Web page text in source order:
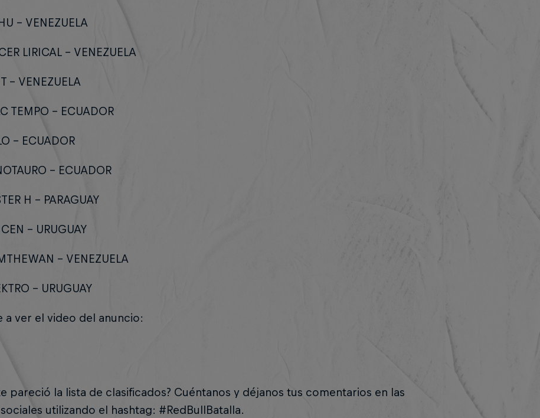
– VENEZUELA
LIRICAL – VENEZUELA
– VENEZUELA
TEMPO – ECUADOR
– ECUADOR
– ECUADOR
H – PARAGUAY
– URUGUAY
– VENEZUELA
– URUGUAY
a ver el video del anuncio:
pareció la lista de clasificados? Cuéntanos y déjanos tus comentarios en las
utilizando el hashtag: #RedBullBatalla.